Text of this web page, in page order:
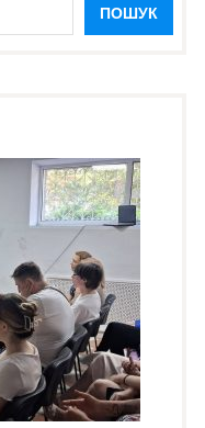
ПОШУК